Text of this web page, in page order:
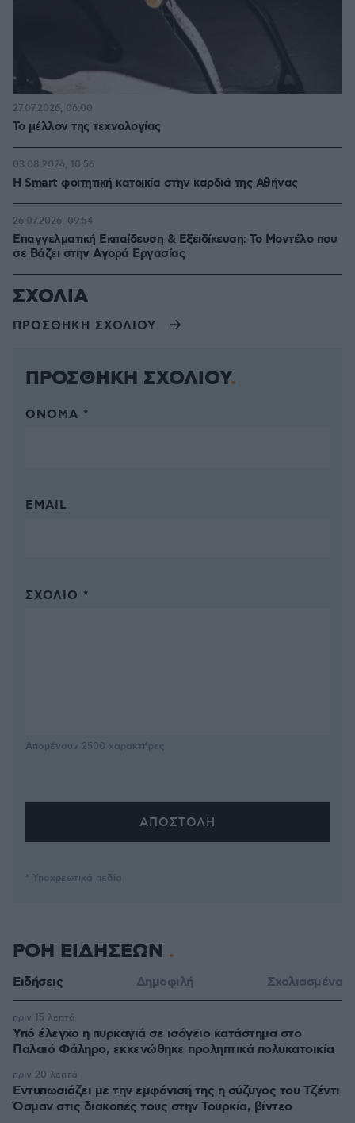
Το μέλλον της τεχνολογίας
27.07.2026, 06:00
Η Smart φοιτητική κατοικία στην καρδιά της Αθήνας
03.08.2026, 10:56
Επαγγελματική Εκπαίδευση & Εξειδίκευση: Το Mοντέλο που
σε Bάζει στην Aγορά Eργασίας
26.07.2026, 09:54
ΣΧΟΛΙΑ
ΠΡΟΣΘΗΚΗ ΣΧΟΛΙΟΥ
ΠΡΟΣΘΗΚΗ ΣΧΟΛΙΟΥ
ΌΝΟΜΑ *
EMAIL
ΣΧΌΛΙΟ *
Απομένουν 2500 χαρακτήρες
* Υποχρεωτικά πεδία
ΡΟΗ ΕΙΔΗΣΕΩΝ
Ειδήσεις Δημοφιλή Σχολιασμένα
Υπό έλεγχο η πυρκαγιά σε ισόγειο κατάστημα στο
Παλαιό Φάληρο, εκκενώθηκε προληπτικά πολυκατοικία
πριν 15 λεπτά
Εντυπωσιάζει με την εμφάνισή της η σύζυγος του Τζέντι
Όσμαν στις διακοπές τους στην Τουρκία, βίντεο
πριν 20 λεπτά